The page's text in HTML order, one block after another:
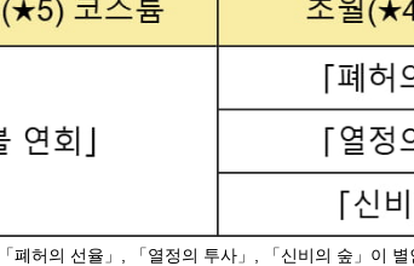
허의 선율」, 「열정의 투사」, 「신비의 숲」이 별